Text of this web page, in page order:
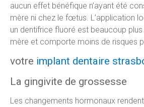
aucun effet bénéfique n’ayant été
mère ni chez le fœtus. L’application
un dentifrice fluoré est beaucoup
mère et comporte moins de risques
votre implant dentaire
La gingivite de grossesse
Les changements hormonaux